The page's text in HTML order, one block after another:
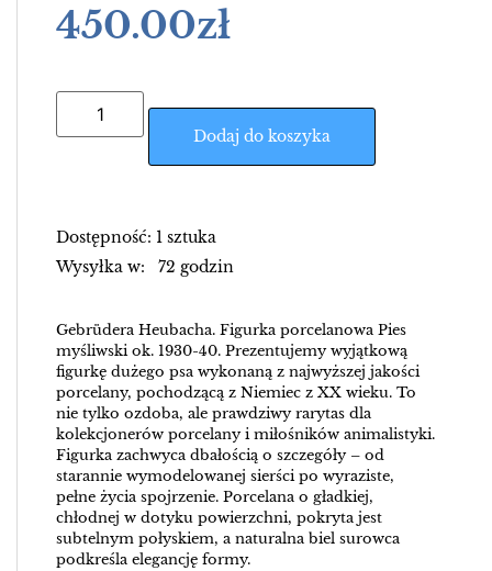
450.00zł
Dodaj do koszyka
Dostępność: 1 sztuka
Wysyłka w: 72 godzin
Gebrüdera Heubacha. Figurka porcelanowa Pies
myśliwski ok. 1930-40. Prezentujemy wyjątkową
figurkę dużego psa wykonaną z najwyższej jakości
porcelany, pochodzącą z Niemiec z XX wieku. To
nie tylko ozdoba, ale prawdziwy rarytas dla
kolekcjonerów porcelany i miłośników animalistyki.
Figurka zachwyca dbałością o szczegóły – od
starannie wymodelowanej sierści po wyraziste,
pełne życia spojrzenie. Porcelana o gładkiej,
chłodnej w dotyku powierzchni, pokryta jest
subtelnym połyskiem, a naturalna biel surowca
podkreśla elegancję formy.